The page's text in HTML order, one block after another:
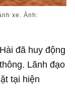
xe. Ảnh:
đã huy động
Lãnh đạo
tại hiện